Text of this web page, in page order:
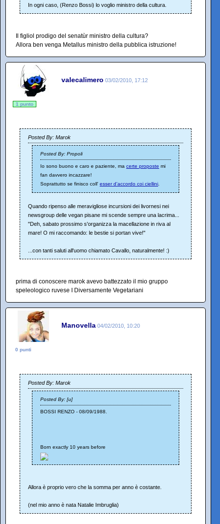
In ogni caso, (Renzo Bossi) lo voglio ministro della cultura.
Il figliol prodigo del senatùr ministro della cultura?
Allora ben venga Metallus ministro della pubblica istruzione!
valecalimero 03/02/2010, 17:12
1 punto
Posted By: Marok
Posted By: Propoli
Io sono buono e caro e paziente, ma certe proposte mi
fan davvero incazzare!
Soprattutto se finisco coll' esser d'accordo coi ciellini.
Quando ripenso alle meravigliose incursioni dei livornesi nei
newsgroup delle vegan pisane mi scende sempre una lacrima...
"Deh, sabato prossimo s'organizza la macellazione in riva al
mare! O mi raccomando: le bestie si portan vive!"
...con tanti saluti all'uomo chiamato Cavallo, naturalmente! :)
prima di conoscere marok avevo battezzato il mio gruppo
speleologico ruvese I Diversamente Vegetariani
Manovella 04/02/2010, 10:20
0 punti
Posted By: Marok
Posted By: [u]
BOSSI RENZO - 08/09/1988.
Born exactly 10 years before
Allora è proprio vero che la somma per anno è costante.
(nel mio anno è nata Natalie Imbruglia)